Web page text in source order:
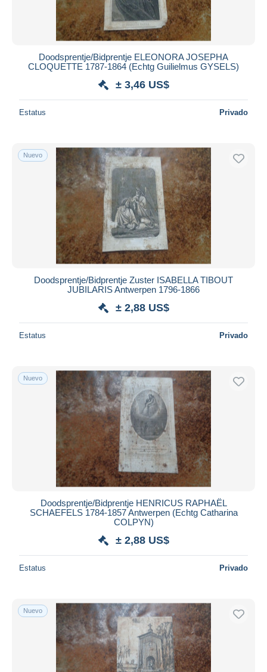
Doodsprentje/Bidprentje ELEONORA JOSEPHA
CLOQUETTE 1787-1864 (Echtg Guilielmus GYSELS)
± 3,46 US$
Estatus Privado
Nuevo
Doodsprentje/Bidprentje Zuster ISABELLA TIBOUT
JUBILARIS Antwerpen 1796-1866
± 2,88 US$
Estatus Privado
Nuevo
Doodsprentje/Bidprentje HENRICUS RAPHAËL
SCHAEFELS 1784-1857 Antwerpen (Echtg Catharina
COLPYN)
± 2,88 US$
Estatus Privado
Nuevo